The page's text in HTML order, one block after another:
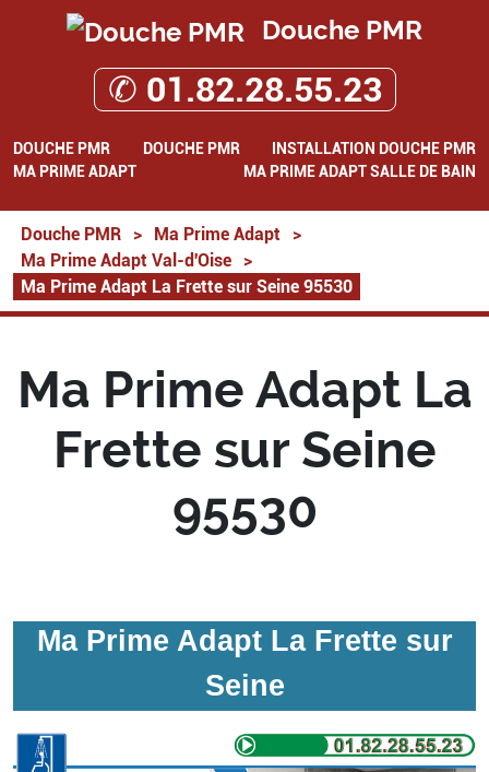
Douche PMR
✆ 01.82.28.55.23
DOUCHE PMR DOUCHE PMR
INSTALLATION DOUCHE PMR
MA PRIME ADAPT
MA PRIME ADAPT SALLE DE BAIN
Douche PMR > Ma Prime Adapt
>
Ma Prime Adapt Val-d'Oise
>
Ma Prime Adapt La Frette sur Seine 95530
Ma Prime Adapt La
Frette sur Seine
95530
Ma Prime Adapt La Frette sur
Seine